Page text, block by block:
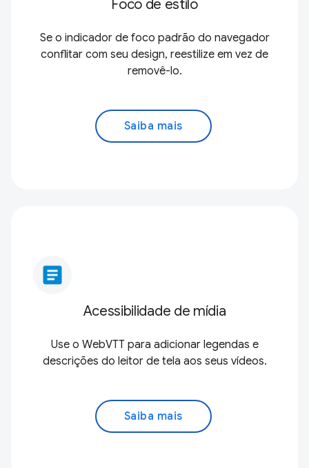
Foco de estilo
Se o indicador de foco padrão do navegador
conflitar com seu design, reestilize em vez de
removê-lo.
Saiba mais
article
Acessibilidade de mídia
Use o WebVTT para adicionar legendas e
descrições do leitor de tela aos seus vídeos.
Saiba mais